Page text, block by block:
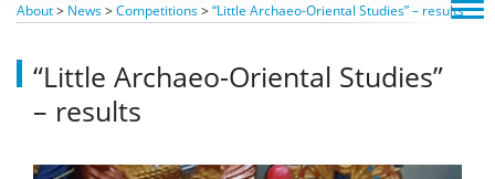
About> News>Competitions>“Little Archaeo-Oriental Studies” – results
“Little Archaeo-Oriental Studies”
– results